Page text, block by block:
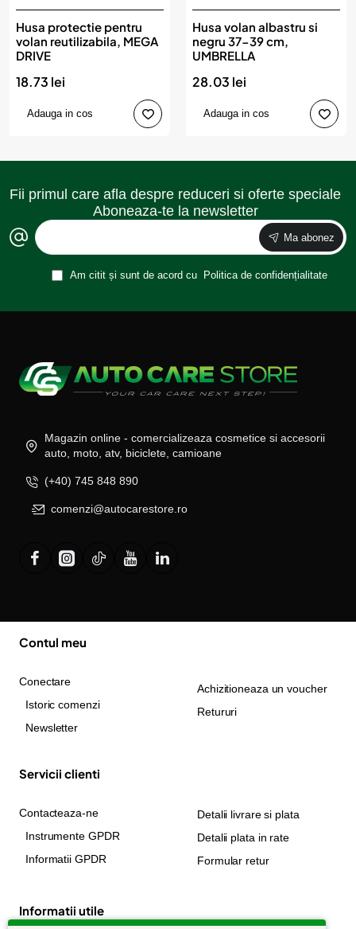
Husa protectie pentru
volan reutilizabila, MEGA
DRIVE
18.73 lei
Adauga in cos
Husa volan albastru si
negru 37-39 cm,
UMBRELLA
28.03 lei
Adauga in cos
Fii primul care afla despre reduceri si oferte speciale
Aboneaza-te la newsletter
Ma abonez
Am citit și sunt de acord cu Politica de confidențialitate
Magazin online - comercializeaza cosmetice si accesorii
auto, moto, atv, biciclete, camioane
(+40) 745 848 890
comenzi@autocarestore.ro
Contul meu
Conectare
Istoric comenzi
Newsletter
Achizitioneaza un voucher
Retururi
Servicii clienti
Contacteaza-ne
Instrumente GPDR
Informatii GPDR
Detalii livrare si plata
Detalii plata in rate
Formular retur
Informatii utile